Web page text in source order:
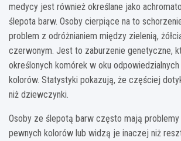
medycy jest również określane jako
ślepota barw. Osoby cierpiące na to
problem z odróżnianiem między zielenią,
czerwonym. Jest to zaburzenie genetyczne,
określonych komórek w oku
kolorów. Statystyki pokazują, że częściej
niż dziewczynki.
Osoby ze ślepotą barw często mają
pewnych kolorów lub widzą je inaczej niż